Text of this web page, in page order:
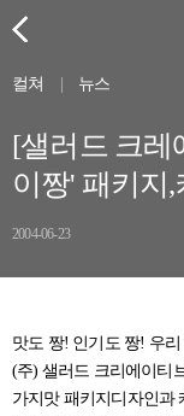
컬쳐 뉴스
[샐러드 크레
이짱' 패키지
2004-06-23
맛도 짱! 인기도 짱! 우
(주) 샐러드 크리에이티
가지맛 패키지디자인과